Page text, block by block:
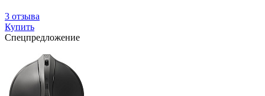
3 отзыва
Купить
Спецпредложение